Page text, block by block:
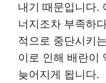
내기 때문입니다.
너지조차 부족하
적으로 중단시키
이로 인해 배란이
늦어지게 됩니다.